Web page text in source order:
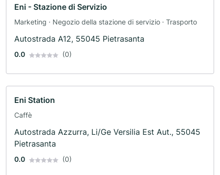
Eni - Stazione di Servizio
Marketing · Negozio della stazione di servizio · Trasporto
Autostrada A12, 55045 Pietrasanta
0.0 (0)
Eni Station
Caffè
Autostrada Azzurra, Li/Ge Versilia Est Aut., 55045
Pietrasanta
0.0 (0)